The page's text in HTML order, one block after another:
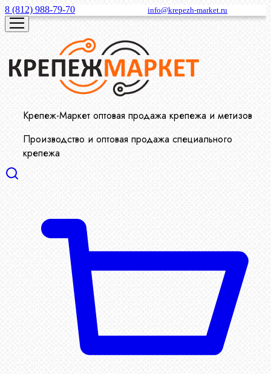
8 (812) 988-79-70 info@krepezh-market.ru
Крепеж-Маркет оптовая продажа крепежа и метизов
Производство и оптовая продажа специального
крепежа